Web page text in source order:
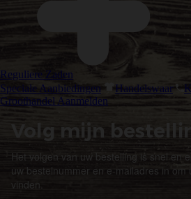
Reguliere Zaden
Speciale Aanbiedingen
Handelswaar
Groothandel Aanmelden
Volg mijn
Het volgen van uw bestelling is snel en
uw bestelnummer en e-mailadres in om
vinden.